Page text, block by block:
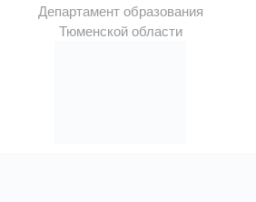
Департамент образования
Тюменской области